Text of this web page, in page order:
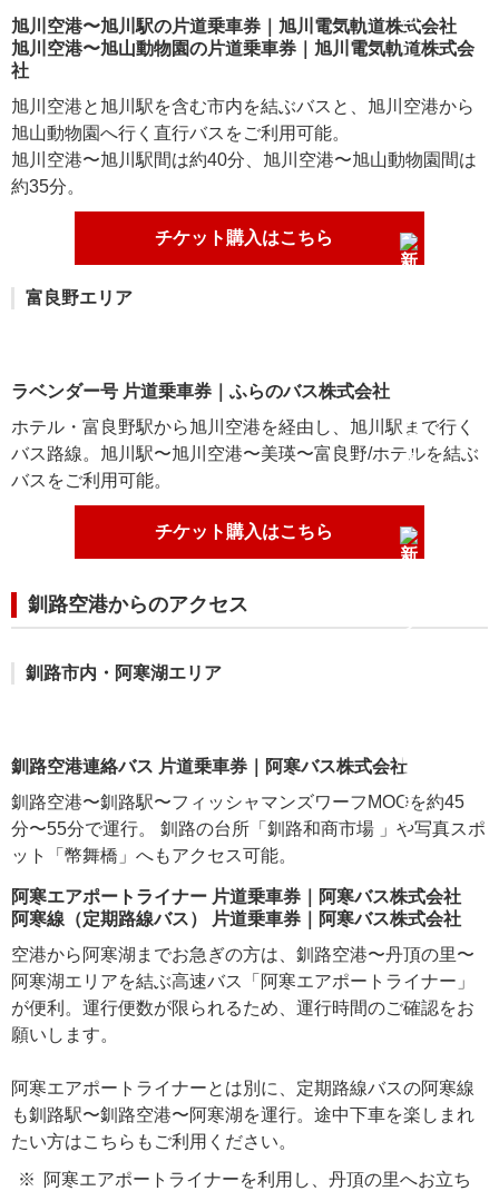
旭川空港〜旭川駅の片道乗車券｜旭川電気軌道株式会社
旭川空港〜旭山動物園の片道乗車券｜旭川電気軌道株式会
社
旭川空港と旭川駅を含む市内を結ぶバスと、旭川空港から
旭山動物園へ行く直行バスをご利用可能。
旭川空港〜旭川駅間は約40分、旭川空港〜旭山動物園間は
約35分。
チケット購入はこちら
富良野エリア
ラベンダー号 片道乗車券｜ふらのバス株式会社
ホテル・富良野駅から旭川空港を経由し、旭川駅まで行く
バス路線。旭川駅〜旭川空港〜美瑛〜富良野/ホテルを結ぶ
バスをご利用可能。
チケット購入はこちら
釧路空港からのアクセス
釧路市内・阿寒湖エリア
釧路空港連絡バス 片道乗車券｜阿寒バス株式会社
釧路空港〜釧路駅〜フィッシャマンズワーフMOOを約45
分〜55分で運行。 釧路の台所「釧路和商市場 」や写真スポ
ット「幣舞橋」へもアクセス可能。
阿寒エアポートライナー 片道乗車券｜阿寒バス株式会社
阿寒線（定期路線バス） 片道乗車券｜阿寒バス株式会社
空港から阿寒湖までお急ぎの方は、釧路空港〜丹頂の里〜
阿寒湖エリアを結ぶ高速バス「阿寒エアポートライナー」
が便利。運行便数が限られるため、運行時間のご確認をお
願いします。
阿寒エアポートライナーとは別に、定期路線バスの阿寒線
も釧路駅〜釧路空港〜阿寒湖を運行。途中下車を楽しまれ
たい方はこちらもご利用ください。
阿寒エアポートライナーを利用し、丹頂の里へお立ち